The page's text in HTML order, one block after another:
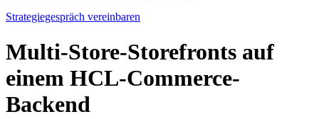
Strategiegespräch vereinbaren
Multi-Store-Storefronts auf
einem HCL-Commerce-
Backend